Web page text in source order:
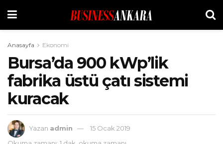
Anasayfa Ekonomi
Bursa’da 900 kWp’lik
fabrika üstü çatı sistemi
kuracak
Yazan admin
15 Ocak 2019